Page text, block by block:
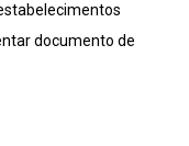
documento de